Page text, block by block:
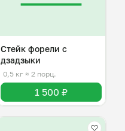
Стейк форели с
дзадзыки
0,5 кг ≈ 2 порц.
1 500 ₽